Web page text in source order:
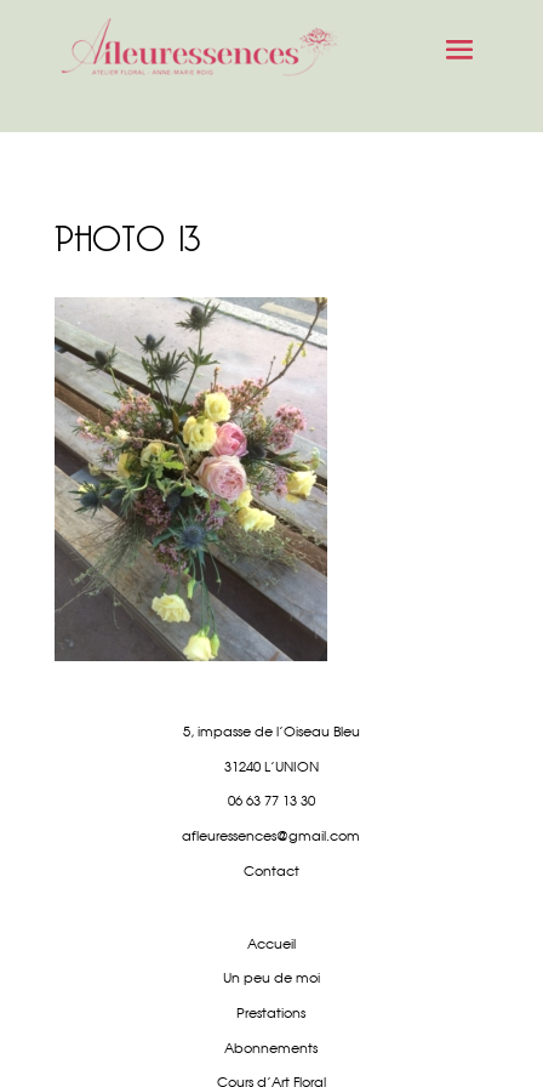
PHOTO 13
5, impasse de l'Oiseau Bleu
31240 L'UNION
06 63 77 13 30
afleuressences@gmail.com
Contact
Accueil
Un peu de moi
Prestations
Abonnements
Cours d'Art Floral